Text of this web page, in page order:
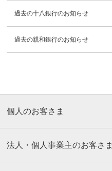
過去の十八銀行のお知らせ
過去の親和銀行のお知らせ
個人のお客さま
法人・個人事業主のお客さま